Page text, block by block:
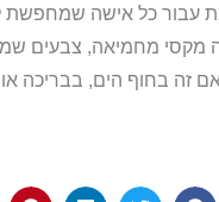
כל אישה שמחפשת
מקסי מחמיאה, צבעים
זה בחוף הים, בבריכה או